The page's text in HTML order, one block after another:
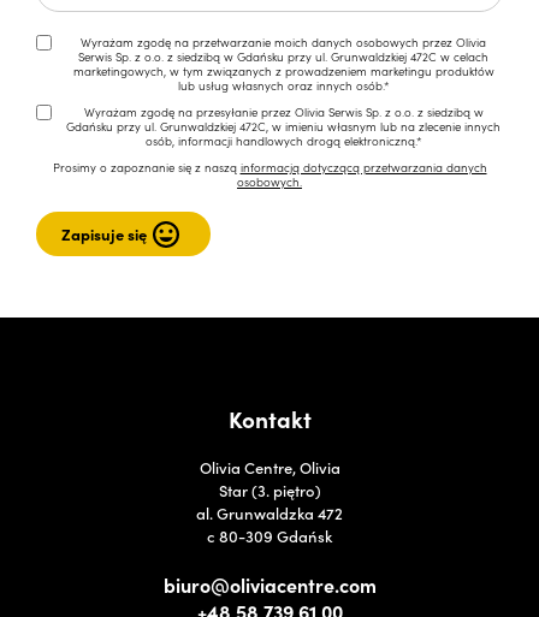
Wyrażam zgodę na przetwarzanie moich danych osobowych przez Olivia
Serwis Sp. z o.o. z siedzibą w Gdańsku przy ul. Grunwaldzkiej 472C w celach
marketingowych, w tym związanych z prowadzeniem marketingu produktów
lub usług własnych oraz innych osób.*
Wyrażam zgodę na przesyłanie przez Olivia Serwis Sp. z o.o. z siedzibą w
Gdańsku przy ul. Grunwaldzkiej 472C, w imieniu własnym lub na zlecenie innych
osób, informacji handlowych drogą elektroniczną.*
Prosimy o zapoznanie się z naszą informacją dotyczącą przetwarzania danych
osobowych.
Kontakt
Olivia Centre, Olivia
Star (3. piętro)
al. Grunwaldzka 472
c 80-309 Gdańsk
biuro@oliviacentre.com
+48 58 739 61 00